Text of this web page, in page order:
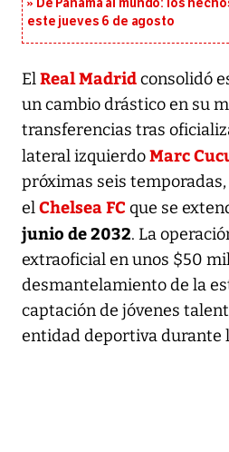
este jueves 6 de agosto
ElReal Madridconsolidó
un cambio drástico en su
transferencias tras
lateral izquierdoMarc
próximas seis
elChelsea FC que se
junio de 2032. La
extraoficial en unos $50
desmantelamiento de la
captación de jóvenes
entidad deportiva durante